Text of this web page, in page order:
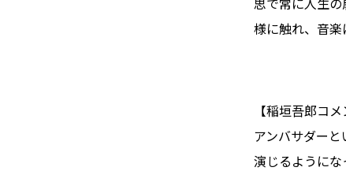
様に触れ、音楽
【稲垣吾郎コメ
アンバサダー
演じるように